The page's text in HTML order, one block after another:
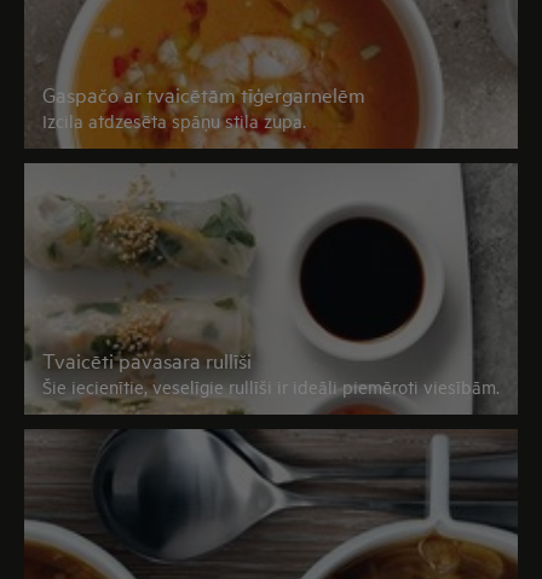
Gaspačo ar tvaicētām tīģergarnelēm
Izcila atdzesēta spāņu stila zupa.
Tvaicēti pavasara rullīši
Šie iecienītie, veselīgie rullīši ir ideāli piemēroti viesībām.